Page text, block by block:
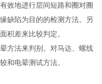
效地进行层间短路和圈对圈
缺陷为目的的检测方法。另
积差来比较判定。
方法来判别。对马达、螺线
和电晕测试方法。